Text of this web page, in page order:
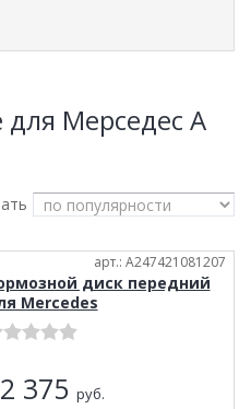
Мерседес A
арт.: A247421081207
диск передний
Mercedes
375 руб.